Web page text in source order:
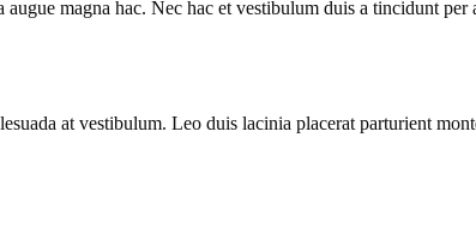
magna hac. Nec hac et vestibulum duis a tincidunt
at vestibulum. Leo duis lacinia placerat parturient